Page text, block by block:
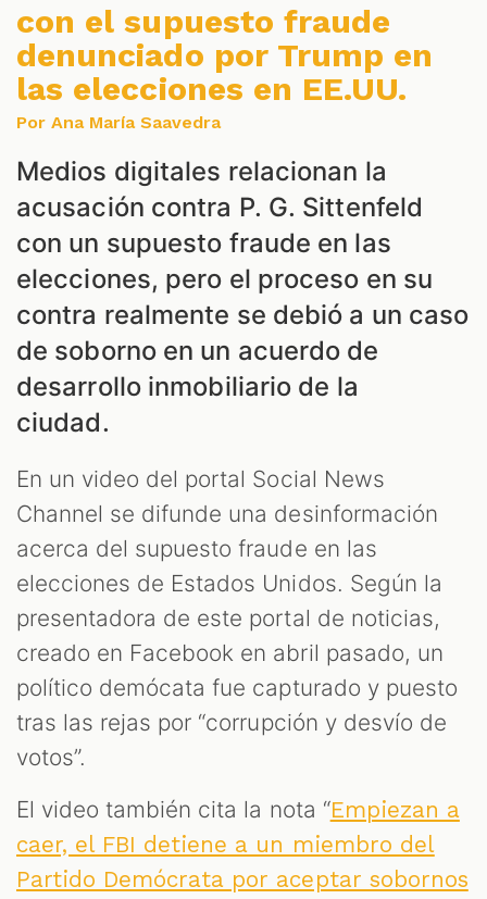
ZOOM
con el supuesto fraude
denunciado por Trump en
las elecciones en EE.UU.
Por Ana María Saavedra
Medios digitales relacionan la
acusación contra P. G. Sittenfeld
con un supuesto fraude en las
elecciones, pero el proceso en su
contra realmente se debió a un caso
de soborno en un acuerdo de
desarrollo inmobiliario de la
ciudad.
En un video del portal Social News
Channel se difunde una desinformación
acerca del supuesto fraude en las
elecciones de Estados Unidos. Según la
presentadora de este portal de noticias,
creado en Facebook en abril pasado, un
político demócata fue capturado y puesto
tras las rejas por “corrupción y desvío de
votos”.
El video también cita la nota “Empiezan a
caer, el FBI detiene a un miembro del
Partido Demócrata por aceptar sobornos